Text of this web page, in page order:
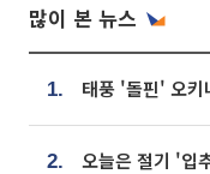
많이 본 뉴스
1.
2. 오늘은 절기 '입